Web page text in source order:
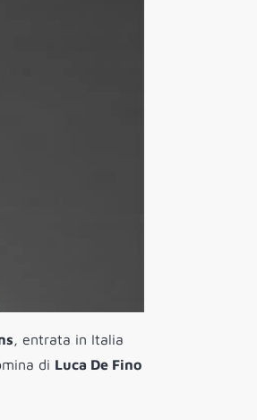
, entrata in Italia
di Luca De Fino